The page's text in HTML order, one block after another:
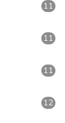
11
11
11
12